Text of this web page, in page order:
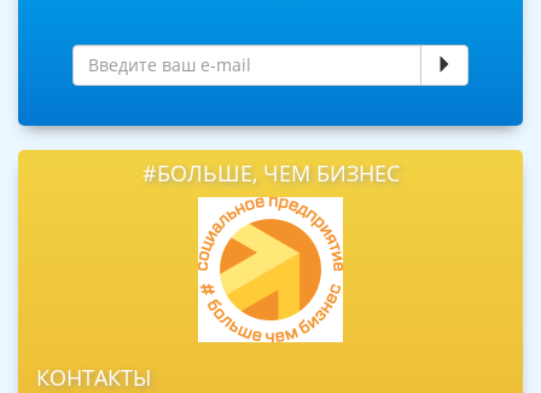
#БОЛЬШЕ, ЧЕМ БИЗНЕС
КОНТАКТЫ